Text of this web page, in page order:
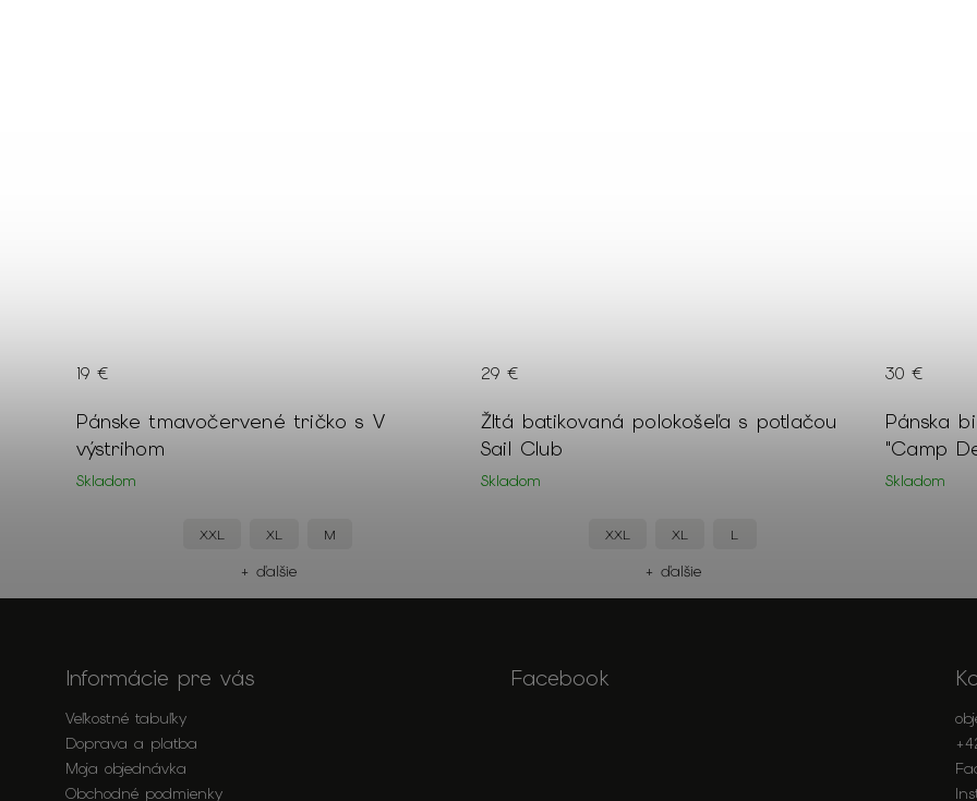
Pánske tmavočervené tričko s V
výstrihom
Skladom
19 €
XXL XL M
+ ďalšie
Žltá batikovaná polokošeľa s potlačou
Sail Club
Skladom
29 €
XXL XL L
+ ďalšie
Pánska
"Camp
Skladom
30 €
Informácie pre vás
Veľkostné tabuľky
Doprava a platba
Moja objednávka
Obchodné podmienky
Facebook